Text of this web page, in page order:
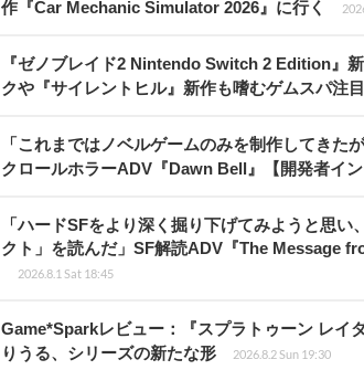
作『Car Mechanic Simulator 2026』に行く
『ゼノブレイド2 Nintendo Switch 2 Edition』
クや『サイレントヒル』新作も嗜むゲムスパ注
「これまではノベルゲームのみを制作してき
クロールホラーADV『Dawn Bell』【開発者イン
「ハードSFをより深く掘り下げてみようと思
クト」を読んだ」SF解読ADV『The Message
2026.8.1 Sat 18:45
Game*Sparkレビュー：『スプラトゥーン レ
りうる、シリーズの新たな形
2026.8.2 Sun 19:30